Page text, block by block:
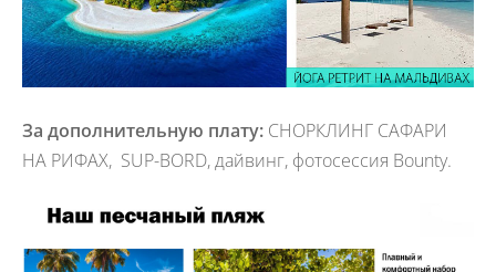
За дополнительную плату: СНОРКЛИНГ САФАРИ
НА РИФАХ, SUP-BORD, дайвинг, фотосессия Bounty.